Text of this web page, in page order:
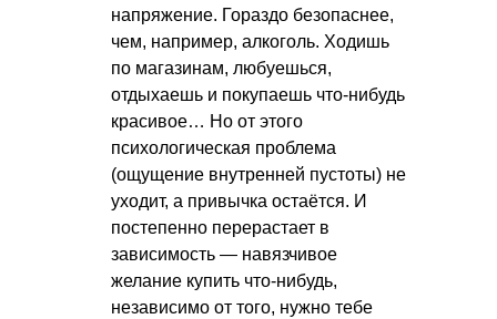
напряжение. Гораздо безопаснее,
чем, например, алкоголь. Ходишь
по магазинам, любуешься,
отдыхаешь и покупаешь что-нибудь
красивое… Но от этого
психологическая проблема
(ощущение внутренней пустоты) не
уходит, а привычка остаётся. И
постепенно перерастает в
зависимость — навязчивое
желание купить что-нибудь,
независимо от того, нужно тебе